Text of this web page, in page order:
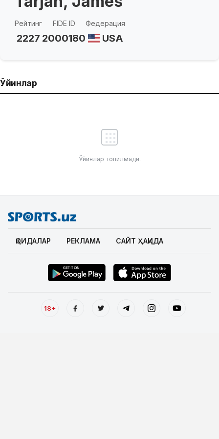
Рейтинг
2227
FIDE ID
2000180
Федерация
USA
Ўйинлар
Ўйинлар топилмади.
ҚОИДАЛАР РЕКЛАМА САЙТ ҲАҚИДА
18+